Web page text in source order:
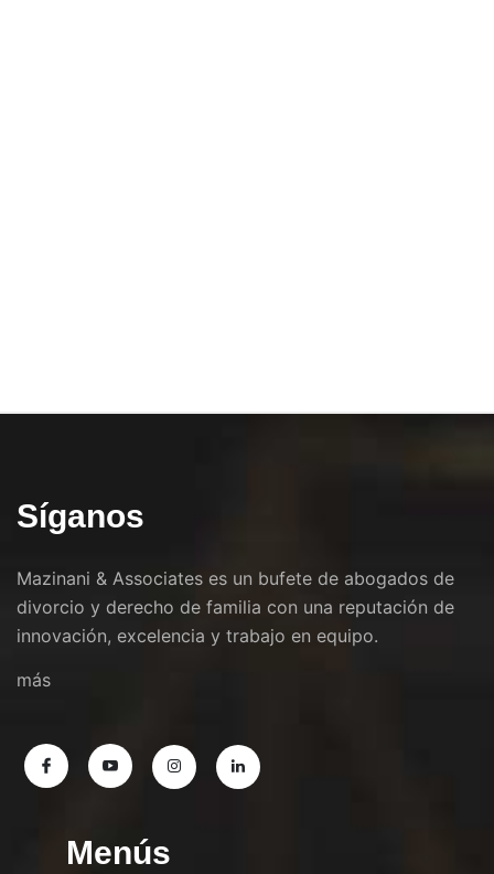
Síganos
Mazinani & Associates es un bufete de abogados de
divorcio y derecho de familia con una reputación de
innovación, excelencia y trabajo en equipo.
más
Menús